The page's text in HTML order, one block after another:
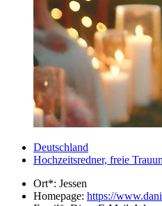
Deutschland
Hochzeitsredner, freie
Ort*: Jessen
Homepage: https://